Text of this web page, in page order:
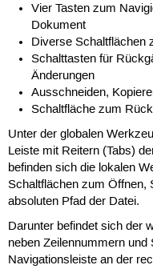
Vier Tasten zum
Dokument
Diverse Schaltflächen
Schalttasten für
Änderungen
Ausschneiden,
Schaltfläche zum
Unter der globalen
Leiste mit Reitern (Tabs)
befinden sich die lokalen
Schaltflächen zum Öffnen,
absoluten Pfad der Datei.
Darunter befindet sich der
neben Zeilennummern
Navigationsleiste an der